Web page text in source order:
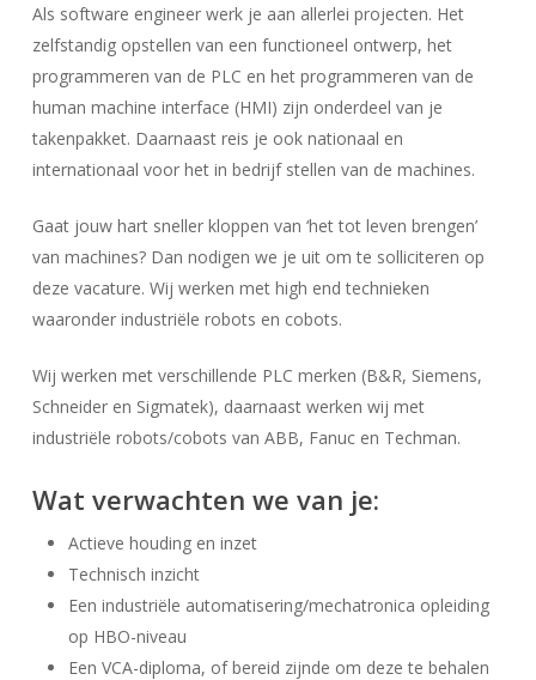
Als software engineer werk je aan allerlei projecten. Het
zelfstandig opstellen van een functioneel ontwerp, het
programmeren van de PLC en het programmeren van de
human machine interface (HMI) zijn onderdeel van je
takenpakket. Daarnaast reis je ook nationaal en
internationaal voor het in bedrijf stellen van de machines.
Gaat jouw hart sneller kloppen van ‘het tot leven brengen’
van machines? Dan nodigen we je uit om te solliciteren op
deze vacature. Wij werken met high end technieken
waaronder industriële robots en cobots.
Wij werken met verschillende PLC merken (B&R, Siemens,
Schneider en Sigmatek), daarnaast werken wij met
industriële robots/cobots van ABB, Fanuc en Techman.
Wat verwachten we van je:
Actieve houding en inzet
Technisch inzicht
Een industriële automatisering/mechatronica opleiding
op HBO-niveau
Een VCA-diploma, of bereid zijnde om deze te behalen